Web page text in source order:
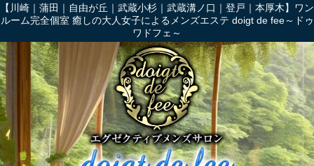
【川崎｜蒲田｜自由が丘｜武蔵小杉｜武蔵溝ノ口｜登戸｜本厚木】ワン
ルーム完全個室 癒しの大人女子によるメンズエステ doigt de fee～ドゥ
ワドフェ～